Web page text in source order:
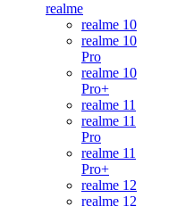
realme
realme 10
realme 10
Pro
realme 10
Pro+
realme 11
realme 11
Pro
realme 11
Pro+
realme 12
realme 12